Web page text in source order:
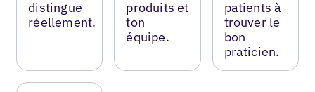
distingue
réellement.
produits et
ton
équipe.
patients à
trouver le
bon
praticien.